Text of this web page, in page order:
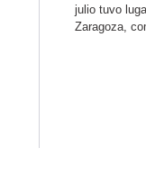
julio tuvo
Zaragoza,